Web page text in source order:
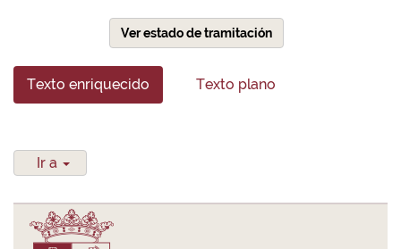
Ver estado de tramitación
Texto enriquecido Texto plano
Ir a